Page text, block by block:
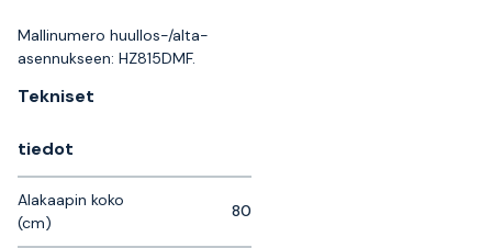
Mallinumero huullos-/alta-
asennukseen: HZ815DMF.
Tekniset
tiedot
Alakaapin koko
(cm)
80